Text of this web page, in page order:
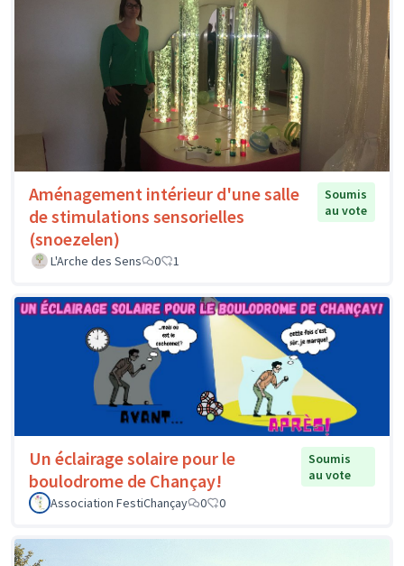
Aménagement intérieur d'une salle
de stimulations sensorielles
(snoezelen)
Soumis
au vote
L'Arche des Sens 0 1
Un éclairage solaire pour le
boulodrome de Chançay!
Soumis
au vote
Association FestiChançay
0 0